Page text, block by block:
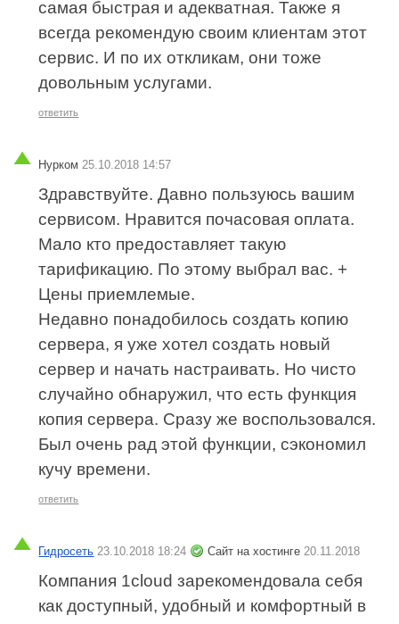
самая быстрая и адекватная. Также я
всегда рекомендую своим клиентам этот
сервис. И по их откликам, они тоже
довольным услугами.
ответить
Нурком 25.10.2018 14:57
Здравствуйте. Давно пользуюсь вашим
сервисом. Нравится почасовая оплата.
Мало кто предоставляет такую
тарификацию. По этому выбрал вас. +
Цены приемлемые.
Недавно понадобилось создать копию
сервера, я уже хотел создать новый
сервер и начать настраивать. Но чисто
случайно обнаружил, что есть функция
копия сервера. Сразу же воспользовался.
Был очень рад этой функции, сэкономил
кучу времени.
ответить
Гидросеть 23.10.2018 18:24 Сайт на хостинге 20.11.2018
Компания 1cloud зарекомендовала себя
как доступный, удобный и комфортный в